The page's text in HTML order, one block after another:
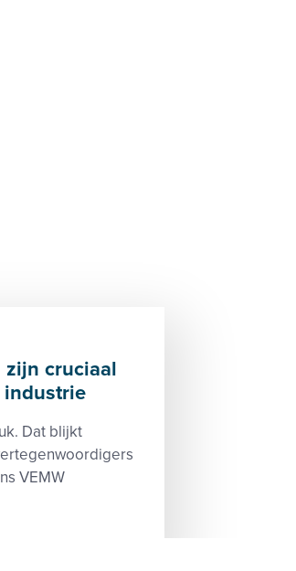
zijn cruciaal
industrie
Dat blijkt
VEMW